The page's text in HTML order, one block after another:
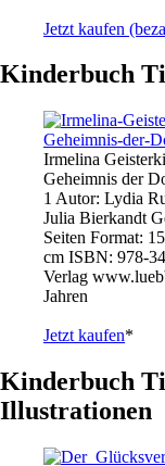
Jetzt kaufen
Kinderbuch
Irmelina
Geheimnis der
1 Autor: Lydia
Julia Bierkandt
Seiten Format:
cm ISBN: 978-
Verlag
Jahren
Jetzt kaufen*
Kinderbuch
Illustrationen